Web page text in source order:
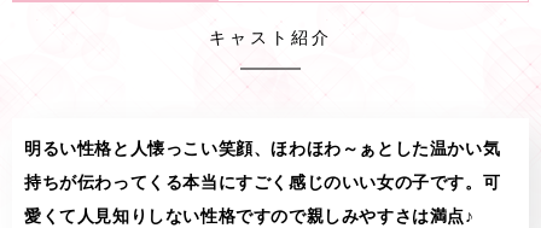
キャスト紹介
明るい性格と人懐っこい笑顔、ほわほわ～ぁとした温かい気
持ちが伝わってくる本当にすごく感じのいい女の子です。可
愛くて人見知りしない性格ですので親しみやすさは満点♪